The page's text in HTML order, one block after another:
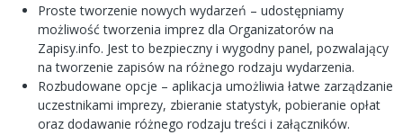
Proste tworzenie nowych wydarzeń – udostępniamy
możliwość tworzenia imprez dla Organizatorów na
Zapisy.info. Jest to bezpieczny i wygodny panel, pozwalający
na tworzenie zapisów na różnego rodzaju wydarzenia.
Rozbudowane opcje – aplikacja umożliwia łatwe zarządzanie
uczestnikami imprezy, zbieranie statystyk, pobieranie opłat
oraz dodawanie różnego rodzaju treści i załączników.